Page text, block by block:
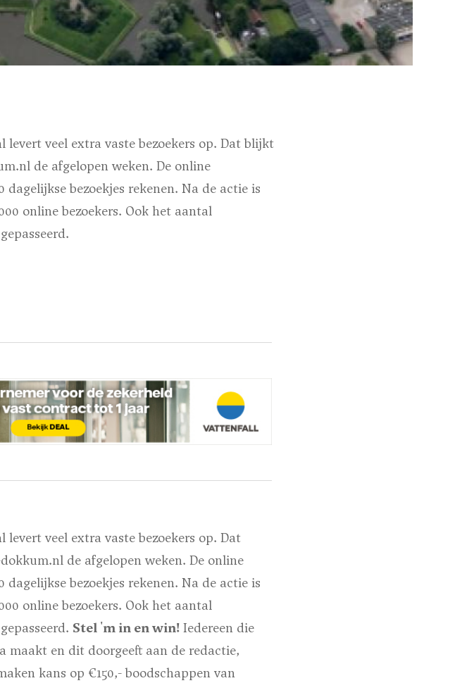
veel extra vaste bezoekers op. Dat blijkt
de afgelopen weken. De online
bezoekjes rekenen. Na de actie is
online bezoekers. Ook het aantal
veel extra vaste bezoekers op. Dat
de afgelopen weken. De online
bezoekjes rekenen. Na de actie is
online bezoekers. Ook het aantal
Stel 'm in en win! Iedereen die
en dit doorgeeft aan de redactie,
kans op €150,- boodschappen van